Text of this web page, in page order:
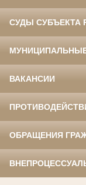
СУДЫ СУБЪЕКТА
ВАКАНСИИ
ОБРАЩЕНИЯ